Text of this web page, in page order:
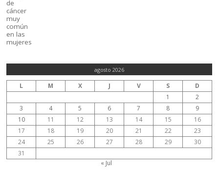
agosto 2026
L M X J V S
D
1
2
3
4 5 6 7 8
9
10
11 12 13 14 15
16
17
18 19 20 21 22
23
24
25 26 27 28 29
30
31
« Jul